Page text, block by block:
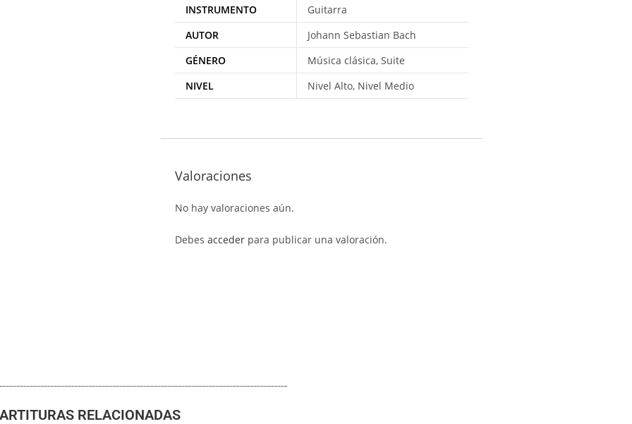
INSTRUMENTO
Guitarra
AUTOR
Johann Sebastian Bach
GÉNERO
Música clásica, Suite
NIVEL
Nivel Alto, Nivel Medio
Valoraciones
No hay valoraciones aún.
Debesacceder para publicar una valoración.
RELACIONADAS